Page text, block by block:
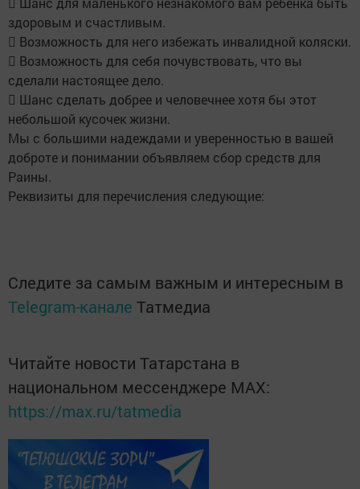
здоровым и счастливым.
 Возможность для него избежать инвалидной коляски.
 Возможность для себя почувствовать, что вы
сделали настоящее дело.
 Шанс сделать добрее и человечнее хотя бы этот
небольшой кусочек жизни.
Мы с большими надеждами и уверенностью в вашей
доброте и понимании объявляем сбор средств для
Раины.
Реквизиты для перечисления следующие:
Следите за самым важным и интересным в
Telegram-канале Татмедиа
Читайте новости Татарстана в
национальном мессенджере MАХ:
https://max.ru/tatmedia